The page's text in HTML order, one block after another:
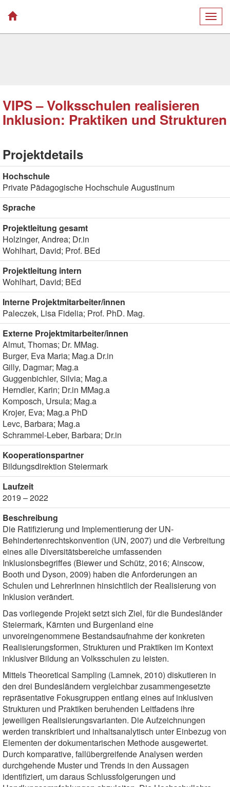
VIPS – Volksschulen realisieren
Inklusion: Praktiken und Strukturen
Projektdetails
Hochschule
Private Pädagogische Hochschule Augustinum
Sprache
Projektleitung gesamt
Holzinger, Andrea; Dr.in
Wohlhart, David; Prof. BEd
Projektleitung intern
Wohlhart, David; BEd
Interne Projektmitarbeiter/innen
Paleczek, Lisa Fidelia; Prof. PhD. Mag.
Externe Projektmitarbeiter/innen
Almut, Thomas; Dr. MMag.
Burger, Eva Maria; Mag.a Dr.in
Gilly, Dagmar; Mag.a
Guggenbichler, Silvia; Mag.a
Herndler, Karin; Dr.in MMag.a
Komposch, Ursula; Mag.a
Krojer, Eva; Mag.a PhD
Levc, Barbara; Mag.a
Schrammel-Leber, Barbara; Dr.in
Kooperationspartner
Bildungsdirektion Steiermark
Laufzeit
2019 – 2022
Beschreibung
Die Ratifizierung und Implementierung der UN-
Behindertenrechtskonvention (UN, 2007) und die Verbreitung
eines alle Diversitätsbereiche umfassenden
Inklusionsbegriffes (Biewer und Schütz, 2016; Ainscow,
Booth und Dyson, 2009) haben die Anforderungen an
Schulen und LehrerInnen hinsichtlich der Realisierung von
Inklusion verändert.
Das vorliegende Projekt setzt sich Ziel, für die Bundesländer
Steiermark, Kärnten und Burgenland eine
unvoreingenommene Bestandsaufnahme der konkreten
Realisierungsformen, Strukturen und Praktiken im Kontext
inklusiver Bildung an Volksschulen zu leisten.
Mittels Theoretical Sampling (Lamnek, 2010) diskutieren in
den drei Bundesländern vergleichbar zusammengesetzte
repräsentative Fokusgruppen entlang eines auf inklusiven
Strukturen und Praktiken beruhenden Leitfadens ihre
jeweiligen Realisierungsvarianten. Die Aufzeichnungen
werden transkribiert und inhaltsanalytisch unter Einbezug von
Elementen der dokumentarischen Methode ausgewertet.
Durch komparative, fallübergreifende Analysen werden
durchgehende Muster und Trends in den Aussagen
identifiziert, um daraus Schlussfolgerungen und